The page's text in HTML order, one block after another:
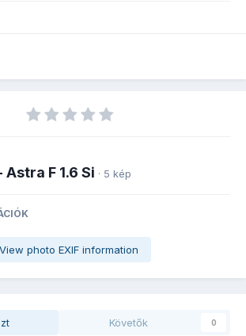
F 1.6 Si · 5 kép
View photo EXIF information
Követők 0